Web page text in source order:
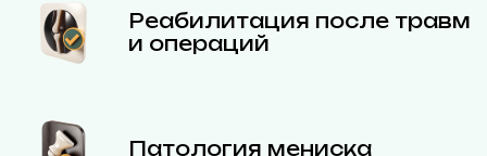
Реабилитация после травм
и операций
Патология мениска